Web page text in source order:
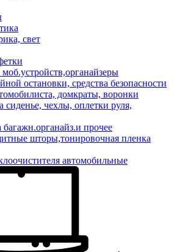
свет
остановки, средства безопасности
домкраты, воронки
сиденье, чехлы, оплетки руля,
багажн.органайз.и прочее
шторы,тонировочная пленка
автомобильные